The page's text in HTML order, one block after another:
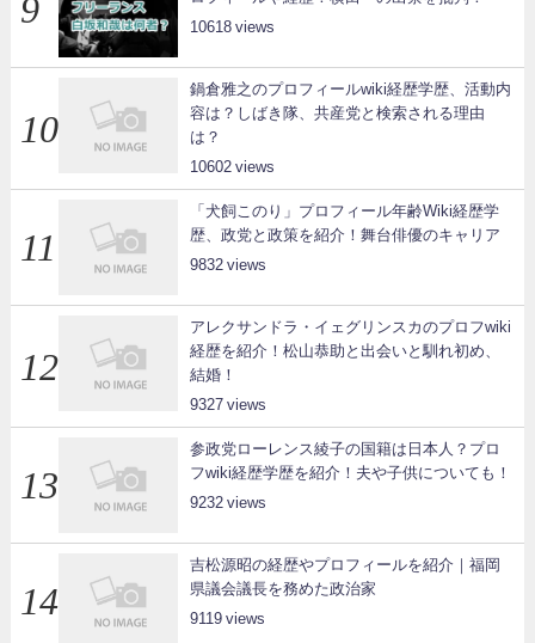
10618
鍋倉雅之のプロフィールwiki経歴学歴、活動内
容は？しばき隊、共産党と検索される理由
は？
10602
「犬飼このり」プロフィール年齢Wiki経歴学
歴、政党と政策を紹介！舞台俳優のキャリア
9832
アレクサンドラ・イェグリンスカのプロフwiki
経歴を紹介！松山恭助と出会いと馴れ初め、
結婚！
9327
参政党ローレンス綾子の国籍は日本人？プロ
フwiki経歴学歴を紹介！夫や子供についても！
9232
吉松源昭の経歴やプロフィールを紹介｜福岡
県議会議長を務めた政治家
9119